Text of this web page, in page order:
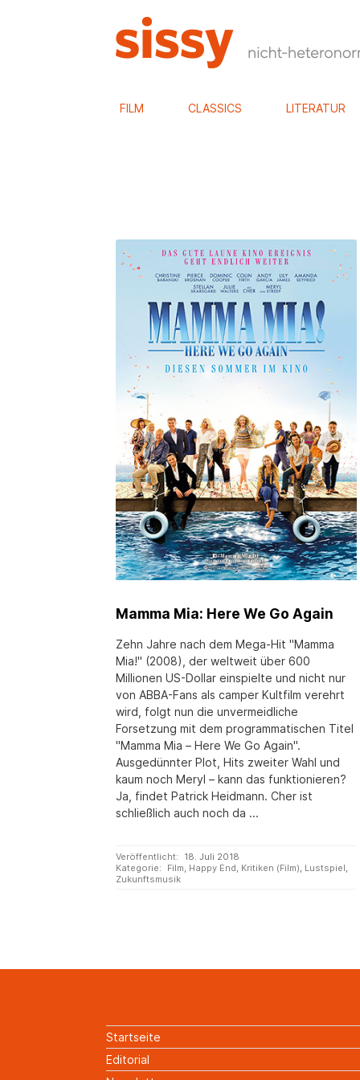
FILM CLASSICS LITERATUR
Mamma Mia: Here We Go Again
Zehn Jahre nach dem Mega-Hit "Mamma
Mia!" (2008), der weltweit über 600
Millionen US-Dollar einspielte und nicht nur
von ABBA-Fans als camper Kultfilm verehrt
wird, folgt nun die unvermeidliche
Forsetzung mit dem programmatischen Titel
"Mamma Mia – Here We Go Again".
Ausgedünnter Plot, Hits zweiter Wahl und
kaum noch Meryl – kann das funktionieren?
Ja, findet Patrick Heidmann. Cher ist
schließlich auch noch da ...
Veröffentlicht:
18. Juli 2018
Kategorie:
Film Happy End Kritiken (Film) Lustspiel
Zukunftsmusik
Startseite
Editorial